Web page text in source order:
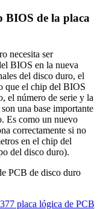
BIOS de la placa
necesita ser
BIOS en la nueva
del disco duro, el
que el chip del BIOS
el número de serie y la
una base importante
Es como un nuevo
correctamente si no
en el chip del
del disco duro).
PCB de disco duro